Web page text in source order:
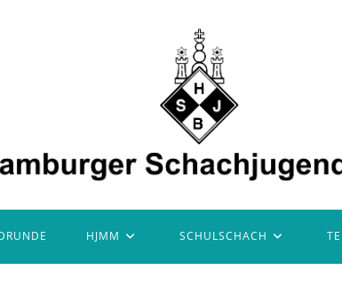
HJMM SCHULSCHACH